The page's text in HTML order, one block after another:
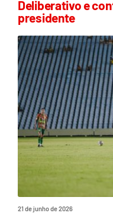
Deliberativo e
presidente
21 de junho de 2026